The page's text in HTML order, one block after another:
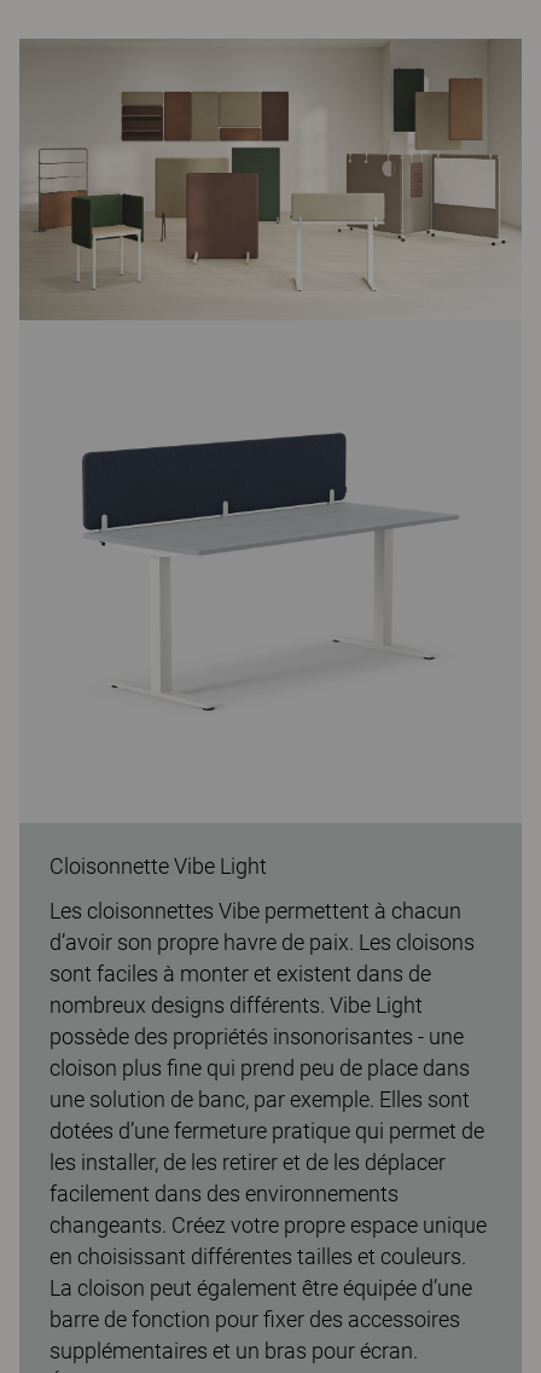
Cloisonnette Vibe Light
Les cloisonnettes Vibe permettent à chacun
d’avoir son propre havre de paix. Les cloisons
sont faciles à monter et existent dans de
nombreux designs différents. Vibe Light
possède des propriétés insonorisantes - une
cloison plus fine qui prend peu de place dans
une solution de banc, par exemple. Elles sont
dotées d’une fermeture pratique qui permet de
les installer, de les retirer et de les déplacer
facilement dans des environnements
changeants. Créez votre propre espace unique
en choisissant différentes tailles et couleurs.
La cloison peut également être équipée d’une
barre de fonction pour fixer des accessoires
supplémentaires et un bras pour écran.